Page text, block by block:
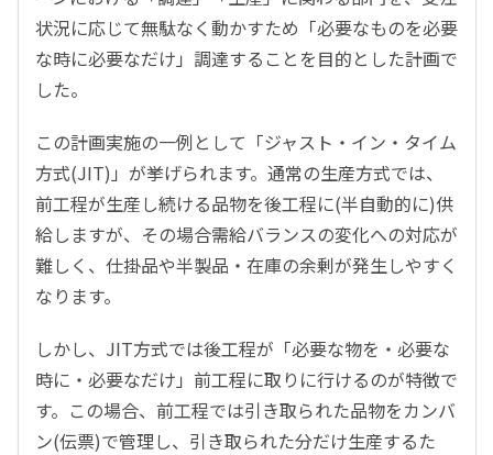
状況に応じて無駄なく動かすため「必要なものを必要
な時に必要なだけ」調達することを目的とした計画で
した。
この計画実施の一例として「ジャスト・イン・タイム
方式(JIT)」が挙げられます。通常の生産方式では、
前工程が生産し続ける品物を後工程に(半自動的に)供
給しますが、その場合需給バランスの変化への対応が
難しく、仕掛品や半製品・在庫の余剰が発生しやすく
なります。
しかし、JIT方式では後工程が「必要な物を・必要な
時に・必要なだけ」前工程に取りに行けるのが特徴で
す。この場合、前工程では引き取られた品物をカンバ
ン(伝票)で管理し、引き取られた分だけ生産するた